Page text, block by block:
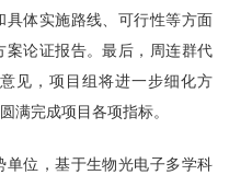
体实施路线、可行性等方面
论证报告。最后，周连群代
见，项目组将进一步细化方
满完成项目各项指标。
位，基于生物光电子多学科